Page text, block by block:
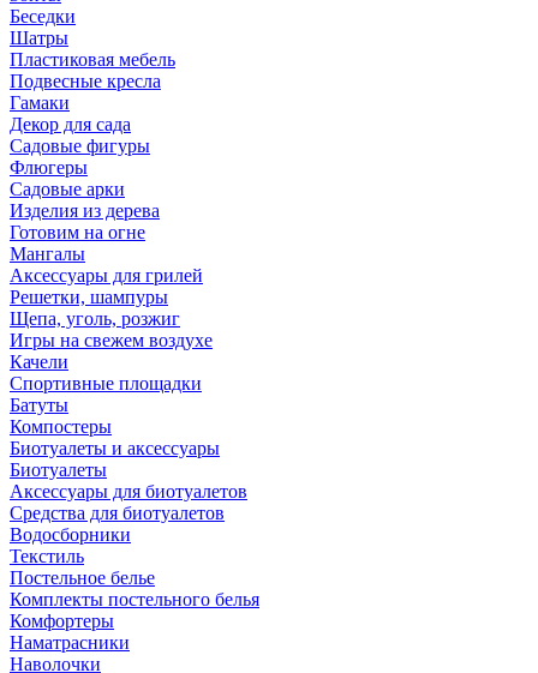
Беседки
Шатры
Пластиковая мебель
Подвесные кресла
Гамаки
Декор для сада
Садовые фигуры
Флюгеры
Садовые арки
Изделия из дерева
Готовим на огне
Мангалы
Аксессуары для грилей
Решетки, шампуры
Щепа, уголь, розжиг
Игры на свежем воздухе
Качели
Спортивные площадки
Батуты
Компостеры
Биотуалеты и аксессуары
Биотуалеты
Аксессуары для биотуалетов
Средства для биотуалетов
Водосборники
Текстиль
Постельное белье
Комплекты постельного белья
Комфортеры
Наматрасники
Наволочки